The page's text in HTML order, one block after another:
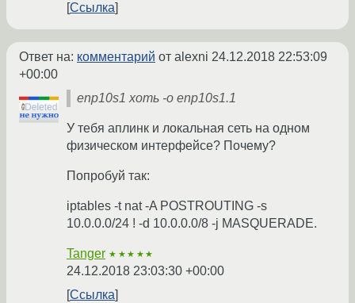
Ссылка
Ответ на: комментарий от alexni 24.12.2018 22:53:09
+00:00
enp10s1 хоть -o enp10s1.1
У тебя аплинк и локальная сеть на одном
физическом интерфейсе? Почему?
Попробуй так:
iptables -t nat -A POSTROUTING -s
10.0.0.0/24 ! -d 10.0.0.0/8 -j MASQUERADE.
Tanger ★★★★★
24.12.2018 23:03:30 +00:00
Ссылка